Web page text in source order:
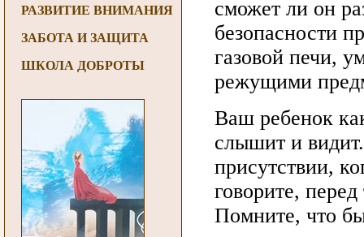
РАЗВИТИЕ ВНИМАНИЯ
ЗАБОТА И ЗАЩИТА
ШКОЛА ДОБРОТЫ
сможет ли он
безопасности
газовой печи,
режущими
Ваш ребенок
слышит и
присутствии,
говорите,
Помните, что